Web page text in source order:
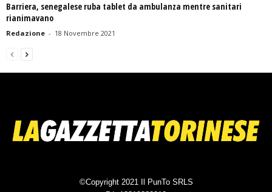
Barriera, senegalese ruba tablet da ambulanza mentre sanitari
rianimavano
Redazione - 18 Novembre 2021
©Copyright 2021 Il PunTo SRLS